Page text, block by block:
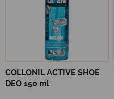
COLLONIL ACTIVE SHOE
DEO 150 ml